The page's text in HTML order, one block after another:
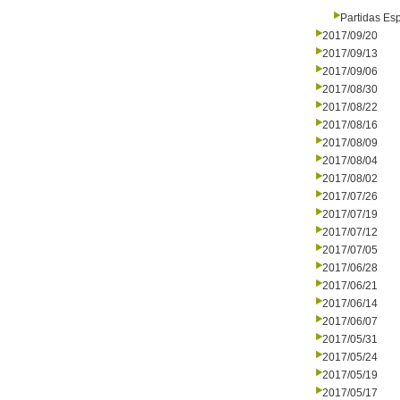
Partidas
2017/09/20
2017/09/13
2017/09/06
2017/08/30
2017/08/22
2017/08/16
2017/08/09
2017/08/04
2017/08/02
2017/07/26
2017/07/19
2017/07/12
2017/07/05
2017/06/28
2017/06/21
2017/06/14
2017/06/07
2017/05/31
2017/05/24
2017/05/19
2017/05/17